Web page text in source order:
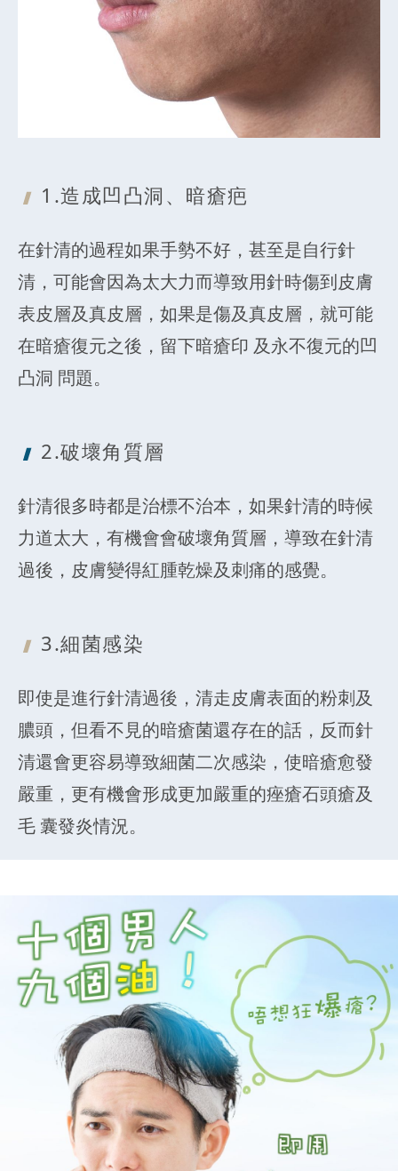
1.造成凹凸洞、暗瘡疤
在針清的過程如果手勢不好，甚至是自行針
清，可能會因為太大力而導致用針時傷到皮膚
表皮層及真皮層，如果是傷及真皮層，就可能
在暗瘡復元之後，留下暗瘡印 及永不復元的凹
凸洞 問題。
2.破壞角質層
針清很多時都是治標不治本，如果針清的時候
力道太大，有機會會破壞角質層，導致在針清
過後，皮膚變得紅腫乾燥及刺痛的感覺。
3.細菌感染
即使是進行針清過後，清走皮膚表面的粉刺及
膿頭，但看不見的暗瘡菌還存在的話，反而針
清還會更容易導致細菌二次感染，使暗瘡愈發
嚴重，更有機會形成更加嚴重的痤瘡石頭瘡及
毛 囊發炎情況。